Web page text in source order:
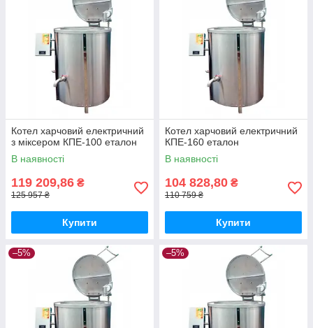
Котел харчовий електричний
з міксером КПЕ-100 еталон
В наявності
119 209,86 ₴
125 957 ₴
Купити
Котел харчовий електричний
КПЕ-160 еталон
В наявності
104 828,80 ₴
110 759 ₴
Купити
–5% –5%